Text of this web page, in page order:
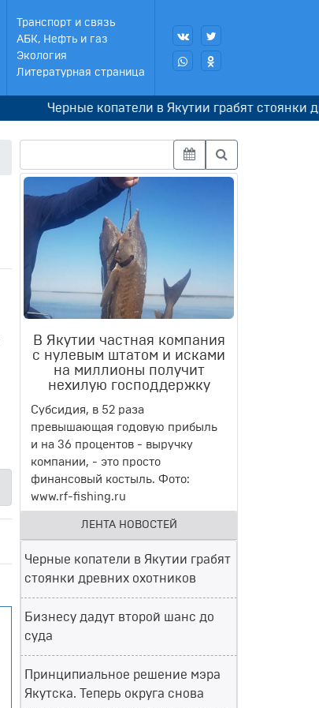
Транспорт и связь
АБК, Нефть и газ
Экология
Литературная страница
Черные копатели в Якутии грабят стоянки
В Якутии частная компания
с нулевым штатом и исками
на миллионы получит
нехилую господдержку
Субсидия, в 52 раза
превышающая годовую прибыль
и на 36 процентов - выручку
компании, - это просто
финансовый костыль. Фото:
www.rf-fishing.ru
ЛЕНТА НОВОСТЕЙ
Черные копатели в Якутии грабят
стоянки древних охотников
Бизнесу дадут второй шанс до
суда
Принципиальное решение мэра
Якутска. Теперь округа снова